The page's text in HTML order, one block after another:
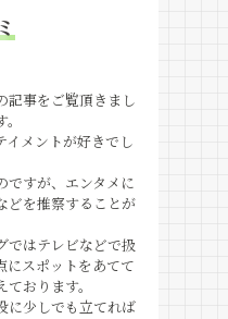
記事をご覧頂きまし
イメントが好きでし
ですが、エンタメに
どを推察することが
ではテレビなどで扱
にスポットをあてて
おります。
に少しでも立てれば